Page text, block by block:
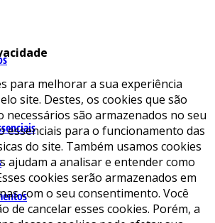
para melhorar a sua experiência
site. Destes, os cookies que são
necessários são armazenados no seu
essenciais para o funcionamento das
do site. Também usamos cookies
ajudam a analisar e entender como
cookies serão armazenados em
com o seu consentimento. Você
de cancelar esses cookies. Porém, a